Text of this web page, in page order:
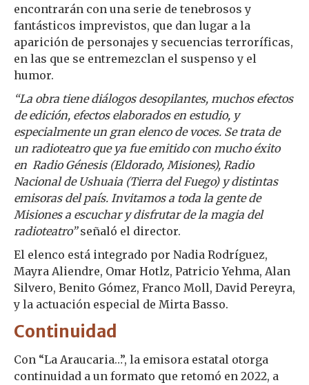
encontrarán con una serie de tenebrosos y
fantásticos imprevistos, que dan lugar a la
aparición de personajes y secuencias terroríficas,
en las que se entremezclan el suspenso y el
humor.
“La obra tiene diálogos desopilantes, muchos efectos
de edición, efectos elaborados en estudio, y
especialmente un gran elenco de voces. Se trata de
un radioteatro que ya fue emitido con mucho éxito
en Radio Génesis (Eldorado, Misiones), Radio
Nacional de Ushuaia (Tierra del Fuego) y distintas
emisoras del país. Invitamos a toda la gente de
Misiones a escuchar y disfrutar de la magia del
radioteatro”señaló el director.
El elenco está integrado por Nadia Rodríguez,
Mayra Aliendre, Omar Hotlz, Patricio Yehma, Alan
Silvero, Benito Gómez, Franco Moll, David Pereyra,
y la actuación especial de Mirta Basso.
Continuidad
Con “La Araucaria…”, la emisora estatal otorga
continuidad a un formato que retomó en 2022, a